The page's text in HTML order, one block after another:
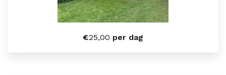
€25,00 per dag